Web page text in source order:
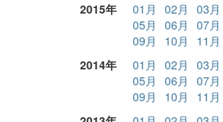
2015年
01月 02月 03月
05月
06月 07月
09月
10月 11月
2014年
01月 02月 03月
05月
06月 07月
09月
10月 11月